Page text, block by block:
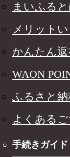
まいふると
メリット
かんたん
WAON
ふるさと
よくあるご
手続きガイド